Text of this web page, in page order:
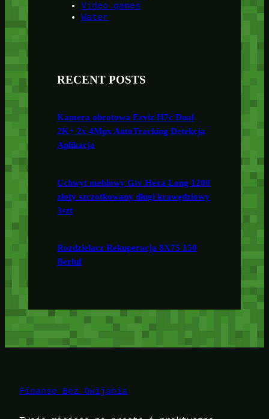
Video games
Water
RECENT POSTS
Kamera obrotowa Ezviz H7c Dual
2K+ 2x 4Mpx AutoTracking Detekcja
Aplikacja
Uchwyt meblowy Gtv Hexa Long 1200
złoty szczotkowany długi krawędziowy
3szt
Rozdzielacz Rekuperacja 8X75 150
Berluf
Finanse Bez Owijania